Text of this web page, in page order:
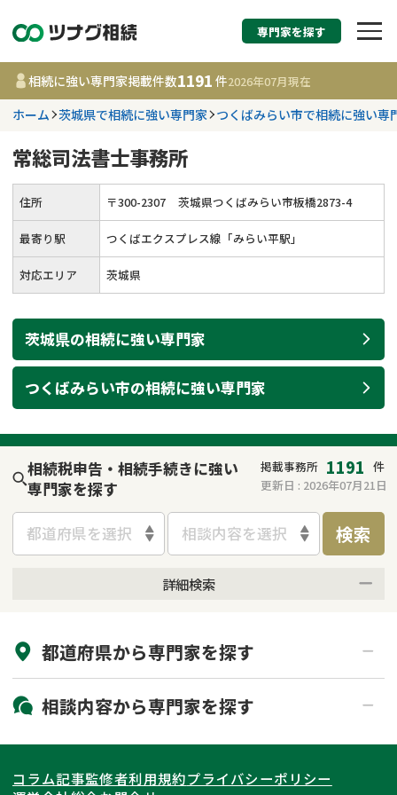
相続税申告・相続手
す
事務所 1191
件
遺言書作成・遺言執行
相続登記
遺留分侵害額請求
贈与税
相続人調査
不動産評価(相続不動
産)
費用相場
コラム
相続手続き
不動産の相続
相続登記
調査・アンケート
専門家を探す
相続に強い専門家掲載件数1191 件2026年07月現在
ホーム 茨城県で相続に強い専門家 つくばみらい市で相続に強い専
常総司法書士事務所
住所 〒300-2307 茨城県つくばみらい市板橋2873-4
最寄り駅 つくばエクスプレス線「みらい平駅」
対応エリア 茨城県
茨城県の相続に強い専門家
つくばみらい市の相続に強い専門家
相続税申告・相続手続きに強い
専門家を探す
掲載事務所 1191 件
更新日 : 2026年07月21日
都道府県を選択 相談内容を選択 検索
詳細検索
初回相談無料
土日祝の相談可能
都道府県から専門家を探す
北海道・東北
北海道 青森県
関東
相談内容から専門家を探す
相続登記
遺産分割
コラム記事監修者利用規約プライバシーポリシー